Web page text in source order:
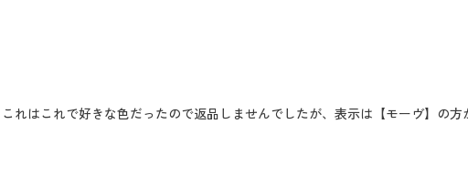
れはこれで好きな色だったので返品しませんでしたが、表示は【モーヴ】の方